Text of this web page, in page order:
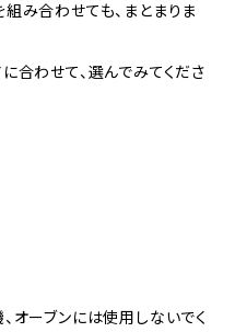
み合わせても、まとまりま
合わせて、選んでみてくださ
オーブンには使用しないでく